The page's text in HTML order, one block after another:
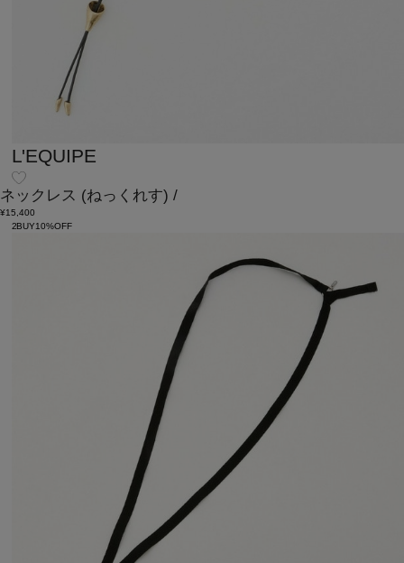
L'EQUIPE
ネックレス (ねっくれす) /
¥15,400
2BUY10%OFF